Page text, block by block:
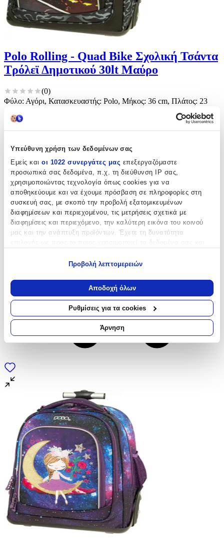
Υπεύθυνη χρήση των δεδομένων σας
Εμείς και οι 1022 συνεργάτες μας επεξεργαζόμαστε
προσωπικά σας δεδομένα, π.χ. τη διεύθυνση IP σας,
χρησιμοποιώντας τεχνολογία όπως cookies για να
αποθηκεύουμε και να έχουμε πρόσβαση σε πληροφορίες στη
συσκευή σας, με σκοπό την προβολή εξατομικευμένων
διαφημίσεων και περιεχομένου, τις μετρήσεις σχετικά με
διαφημίσεις και περιεχόμενο, την καλύτερη εικόνα του κοινού
μας και την ανάπτυξη προϊόντων. Έχετε τη δυνατότητα
Να συλλέξουμε πληροφορίες σχετικά με τη γεωγραφική
σας τοποθεσία, οι οποίες μπορεί να είναι ακριβείς σε
απόσταση μερικών μέτρων
Να αναγνωρίσουμε τη συσκευή σας σαρώνοντας ενεργά
για συγκεκριμένα χαρακτηριστικά (δακτυλικό αποτύπωμα)
Μάθετε περισσότερα σχετικά με τον τρόπο επεξεργασίας των
προσωπικών σας δεδομένων και καθορίστε τις προτιμήσεις σας
ανακαλέσετε τη συγκατάθεσή σας ανά πάσα στιγμή από τη
Δήλωση Cookies.
Χρησιμοποιούμε cookies ώστε η τοποθεσία μας να λειτουργεί
σωστά, να εξατομικεύουμε περιεχόμενο και διαφημίσεις, να
παρέχουμε λειτουργίες μέσων κοινωνικής δικτύωσης και να
αναλύουμε την κυκλοφορία μας. Εμείς και οι 1022 συνεργάτες
μας επεξεργαζόμαστε προσωπικά σας δεδομένα, π.χ. τη
διεύθυνση IP σας, χρησιμοποιώντας τεχνολογία όπως cookies
για να αποθηκεύουμε και να έχουμε πρόσβαση σε πληροφορίες
στη συσκευή σας, με σκοπό την προβολή εξατομικευμένων
διαφημίσεων και περιεχομένου, τις μετρήσεις σχετικά με
διαφημίσεις και περιεχόμενο, την καλύτερη εικόνα του κοινού
μας και την ανάπτυξη προϊόντων. Επίσης, κοινοποιούμε
πληροφορίες σχετικά με την από μέρους σας χρήση της
τοποθεσίας μας στους συνεργάτες μέσων κοινωνικής
δικτύωσης, διαφημίσεων και ανάλυσης.
Προβολή λεπτομερειών
Αποδοχή όλων
Ρυθμίσεις για τα cookies
Άρνηση
Polo Rolling - Quad Bike Σχολική Τσάντα
Τρόλεϊ Δημοτικού 30lt Μαύρο
(0)
Φύλο: Αγόρι, Κατασκευαστής: Polo, Μήκος: 36 cm, Πλάτος: 23
Παράδοση 2-3 ημέρες
€69